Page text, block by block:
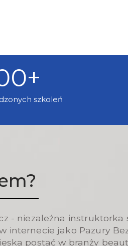
szkoleń
+
- niezależna instruktorka
internecie jako Pazury
postać w branży